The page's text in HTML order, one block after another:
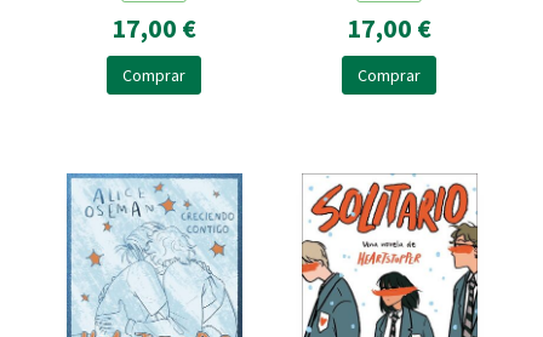
17,00 €
Comprar
17,00 €
Comprar